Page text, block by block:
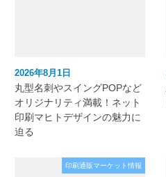
2026年8月1日
丸型名刺やスイングPOPなど
オリジナリティ満載！ネット
印刷マヒトデザインの魅力に
迫る
印刷通販マーケット情報